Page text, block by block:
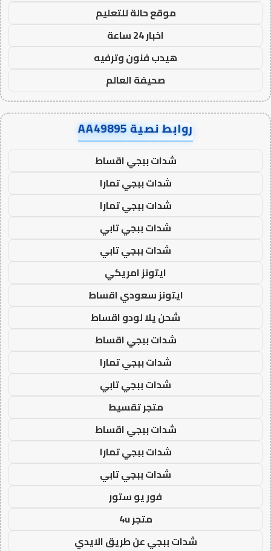
موقع حالة للتعليم
اخبار 24 ساعة
هيدب فنون وترفيه
صحيفة العالم
روابط نصية AA49895
شدات ببجي اقساط
شدات ببجي تمارا
شدات ببجي تمارا
شدات ببجي تابي
شدات ببجي تابي
ايتونز امريكي
ايتونز سعودي اقساط
شحن يلا لودو اقساط
شدات ببجي اقساط
شدات ببجي تمارا
شدات ببجي تابي
متجر تقسيط
شدات ببجي اقساط
شدات ببجي تمارا
شدات ببجي تابي
فور يو ستور
متجر 4u
شدات ببجي عن طريق الايدي